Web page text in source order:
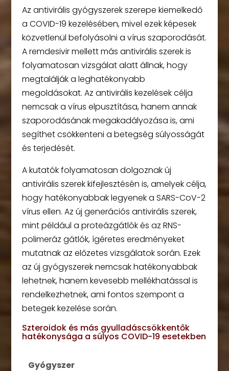
Az antivirális gyógyszerek szerepe kiemelkedő
a COVID-19 kezelésében, mivel ezek képesek
közvetlenül befolyásolni a vírus szaporodását.
A remdesivir mellett más antivirális szerek is
folyamatosan vizsgálat alatt állnak, hogy
megtalálják a leghatékonyabb
megoldásokat. Az antivirális kezelések célja
nemcsak a vírus elpusztítása, hanem annak
szaporodásának megakadályozása is, ami
segíthet csökkenteni a betegség súlyosságát
és terjedését.
A kutatók folyamatosan dolgoznak új
antivirális szerek kifejlesztésén is, amelyek célja,
hogy hatékonyabbak legyenek a SARS-CoV-2
vírus ellen. Az új generációs antivirális szerek,
mint például a proteázgátlók és az RNS-
polimeráz gátlók, ígéretes eredményeket
mutatnak az előzetes vizsgálatok során. Ezek
az új gyógyszerek nemcsak hatékonyabbak
lehetnek, hanem kevesebb mellékhatással is
rendelkezhetnek, ami fontos szempont a
betegek kezelése során.
Szteroidok és más gyulladáscsökkentők
hatékonysága a súlyos COVID-19 esetekben
Gyógyszer